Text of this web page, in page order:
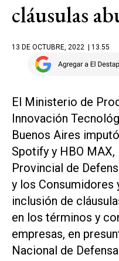
cláusulas
13 DE OCTUBRE, 2022 | 13.55
El Ministerio de
Innovación
Buenos Aires
Spotify y HBO
Provincial de
y los Consumidores
inclusión de
en los términos y
empresas, en
Nacional de